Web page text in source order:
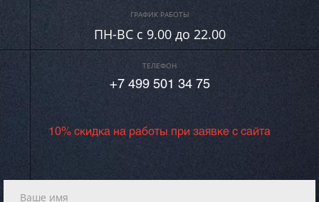
ГРАФИК РАБОТЫ
ПН-ВC c 9.00 до 22.00
ТЕЛЕФОН
+7 499 501 34 75
10% скидка на работы при заявке с сайта